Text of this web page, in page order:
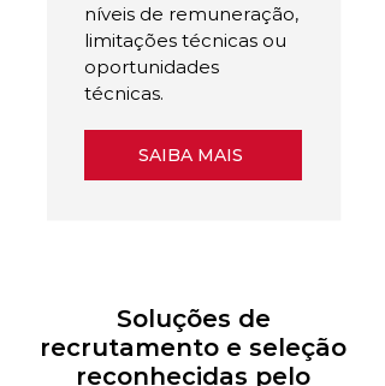
níveis de remuneração,
limitações técnicas ou
oportunidades
técnicas.
SAIBA MAIS
Soluções de
recrutamento e seleção
reconhecidas pelo